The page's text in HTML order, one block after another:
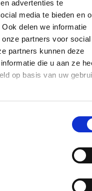
advertenties te
media te bieden en
delen we informatie
partners voor social
partners kunnen deze
die u aan ze
op basis van uw
onze eigen havens,”
resultaten
aan
containers uit Zuid-
van de Federale Politie,
mijlpaal. De
zal in nauw
zegt minister van Justitie
en Hoven worden
strijd optimaal kan